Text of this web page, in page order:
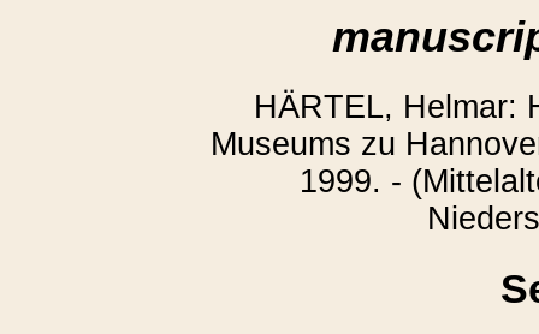
HÄRTEL, Helmar:
Museums zu
1999. -